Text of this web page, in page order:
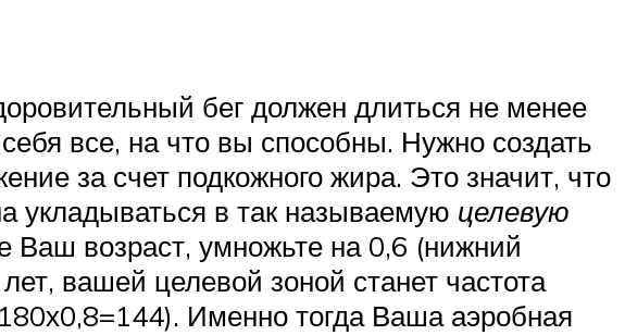
бег должен длиться не менее
все, на что вы способны. Нужно создать
за счет подкожного жира. Это значит, что
укладываться в так называемую целевую
Ваш возраст, умножьте на 0,6 (нижний
вашей целевой зоной станет частота
Именно тогда Ваша аэробная